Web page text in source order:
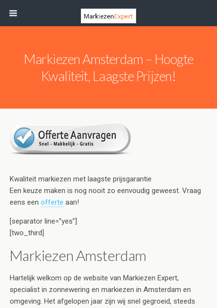
Markiezen Amsterdam – Hoogte
Kwaliteit, Laagste Prijzen!
Kwaliteit markiezen met laagste prijsgarantie
Een keuze maken is nog nooit zo eenvoudig geweest. Vraag
eens een offerte aan!
[separator line=”yes”]
[two_third]
Markiezen Amsterdam
Hartelijk welkom op de website van Markiezen Expert,
specialist in zonnewering en markiezen in Amsterdam en
omgeving. Het afgelopen jaar zijn wij snel gegroeid, steeds